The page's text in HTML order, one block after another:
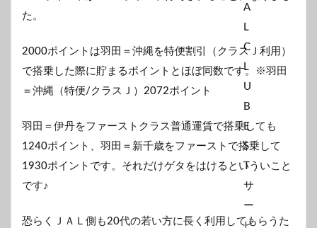
た。
2000ポイントは羽田＝沖縄を特便割引（クラスＪ利用）
で搭乗した際に貯まるポイントとほぼ同数です。※羽田
＝沖縄（特便/クラスＪ）2072ポイント
羽田＝伊丹をファーストクラス普通運賃で搭乗しても
1240ポイント、羽田＝新千歳をファーストで搭乗して
1930ポイントです。それだけゲタをはけるといういこと
です♪
恐らくＪＡＬ側も20代の若い方に長く利用してもらうた